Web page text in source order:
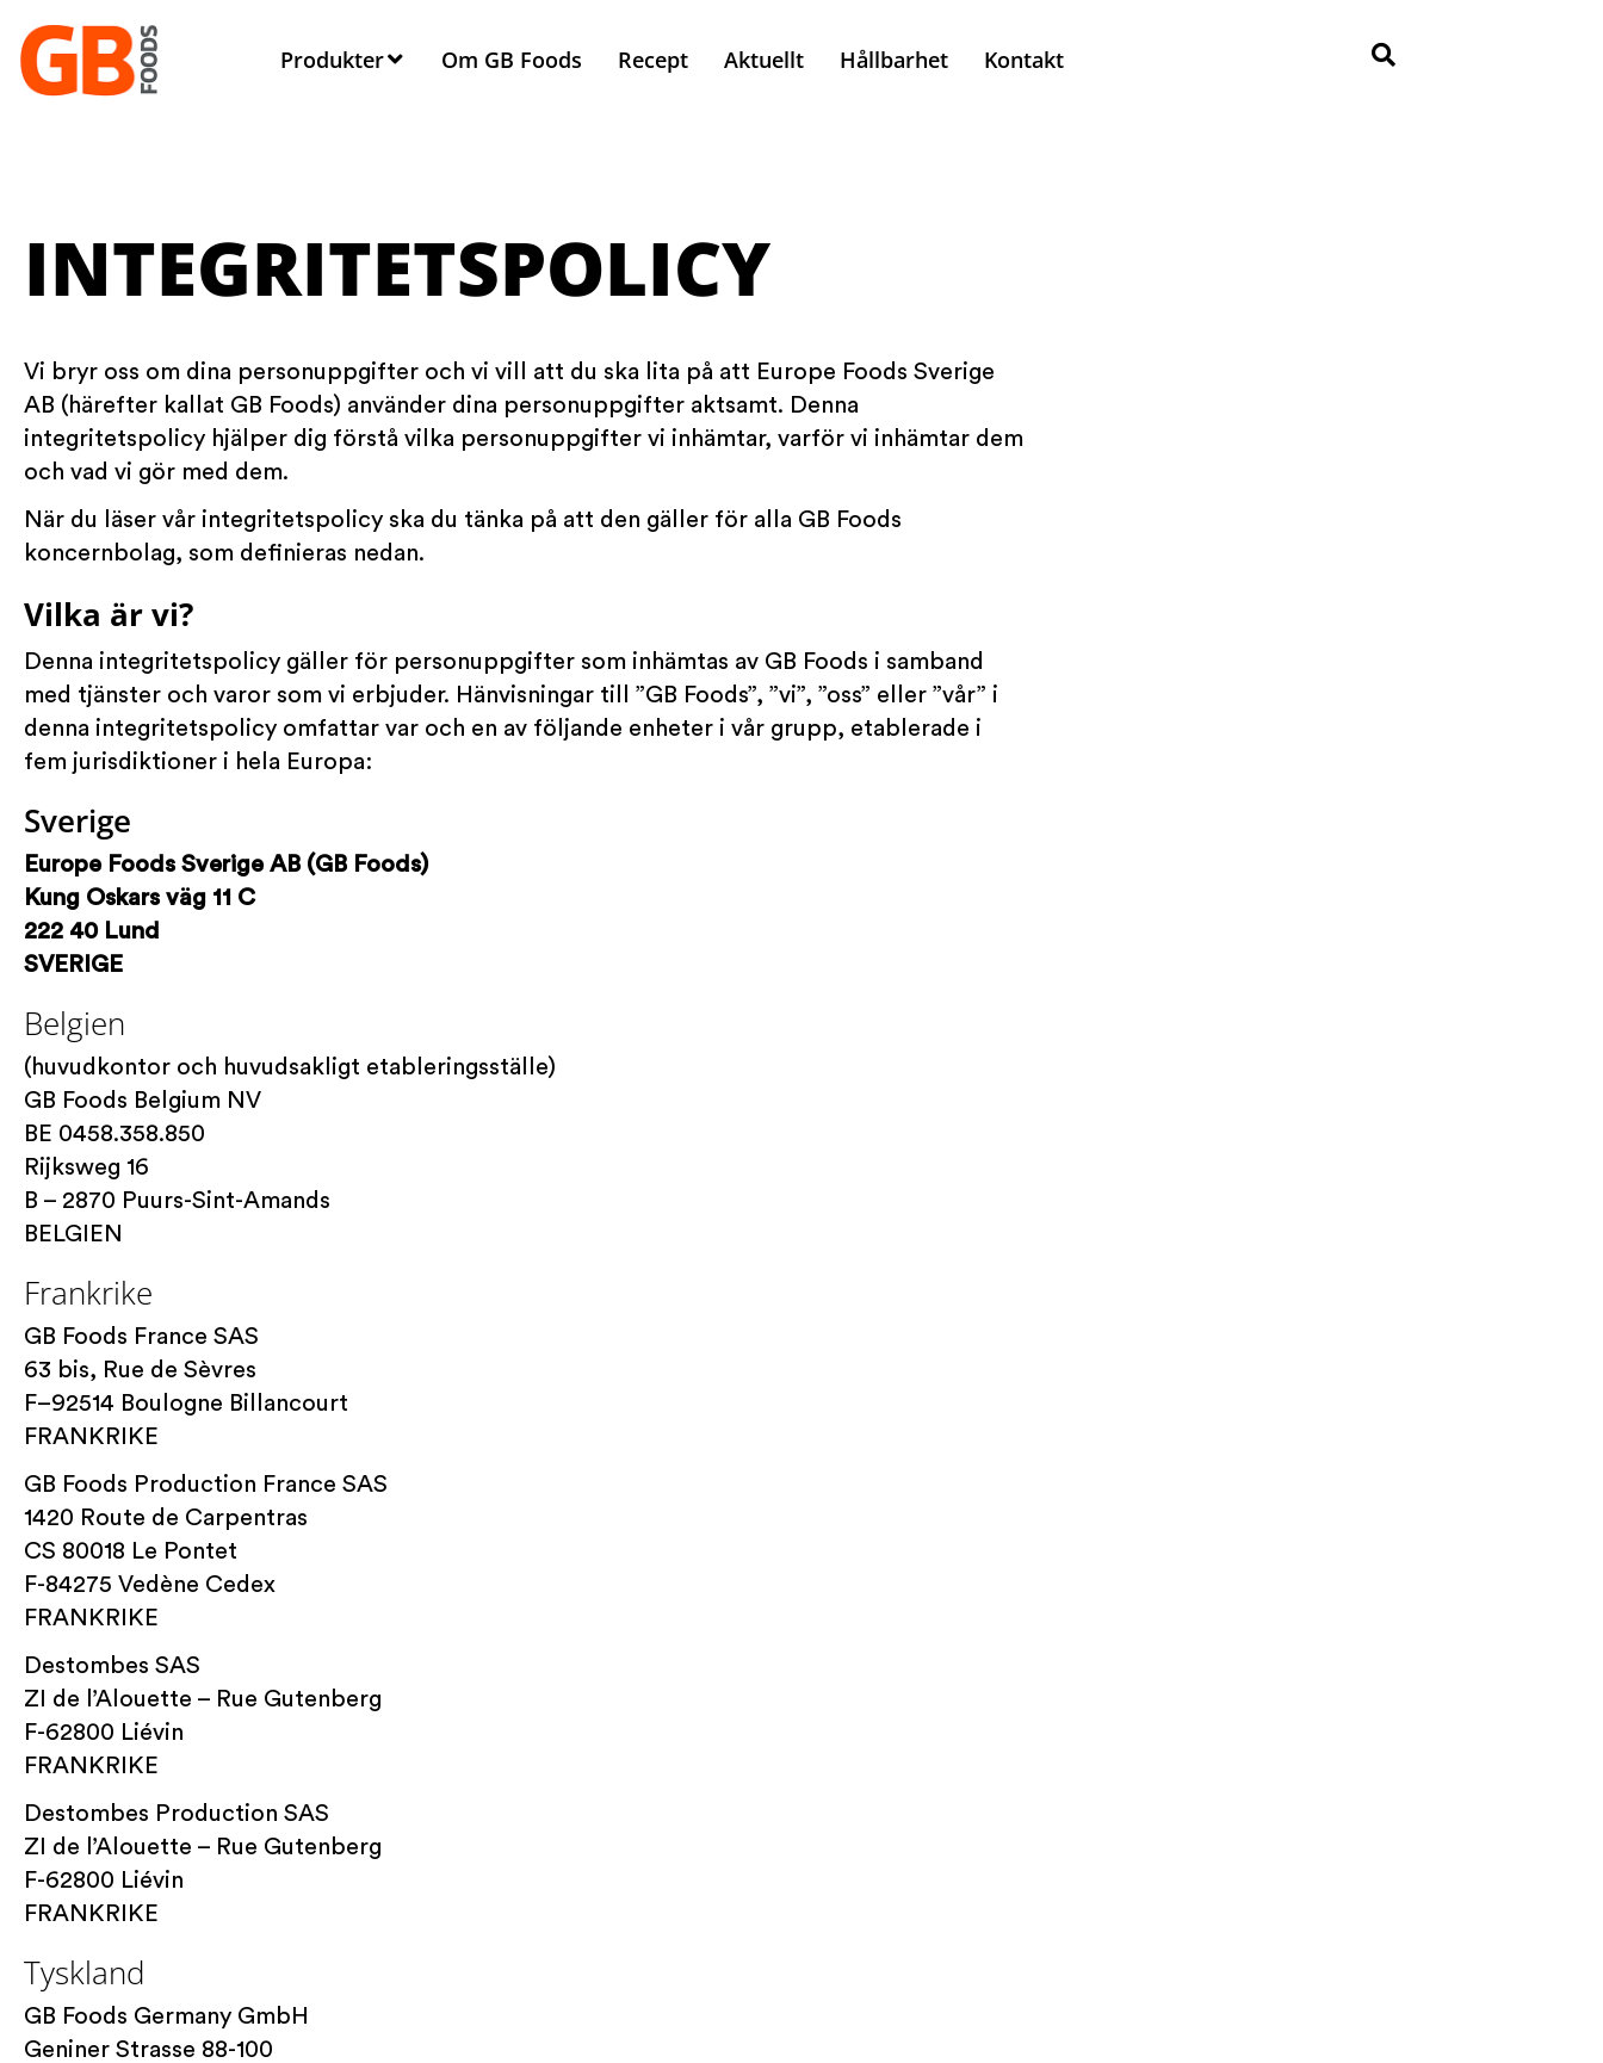
Produkter Om GB Foods Recept Aktuellt Hållbarhet Kontakt
INTEGRITETSPOLICY
Vi bryr oss om dina personuppgifter och vi vill att du ska lita på att Europe Foods Sverige
AB (härefter kallat GB Foods) använder dina personuppgifter aktsamt. Denna
integritetspolicy hjälper dig förstå vilka personuppgifter vi inhämtar, varför vi inhämtar dem
och vad vi gör med dem.
När du läser vår integritetspolicy ska du tänka på att den gäller för alla GB Foods
koncernbolag, som definieras nedan.
Vilka är vi?
Denna integritetspolicy gäller för personuppgifter som inhämtas av GB Foods i samband
med tjänster och varor som vi erbjuder. Hänvisningar till ”GB Foods”, ”vi”, ”oss” eller ”vår” i
denna integritetspolicy omfattar var och en av följande enheter i vår grupp, etablerade i
fem jurisdiktioner i hela Europa:
Sverige
Europe Foods Sverige AB (GB Foods)
Kung Oskars väg 11 C
222 40 Lund
SVERIGE
Belgien
(huvudkontor och huvudsakligt etableringsställe)
GB Foods Belgium NV
BE 0458.358.850
Rijksweg 16
B – 2870 Puurs-Sint-Amands
BELGIEN
Frankrike
GB Foods France SAS
63 bis, Rue de Sèvres
F–92514 Boulogne Billancourt
FRANKRIKE
GB Foods Production France SAS
1420 Route de Carpentras
CS 80018 Le Pontet
F-84275 Vedène Cedex
FRANKRIKE
Destombes SAS
ZI de l’Alouette – Rue Gutenberg
F-62800 Liévin
FRANKRIKE
Destombes Production SAS
ZI de l’Alouette – Rue Gutenberg
F-62800 Liévin
FRANKRIKE
Tyskland
GB Foods Germany GmbH
Geniner Strasse 88-100